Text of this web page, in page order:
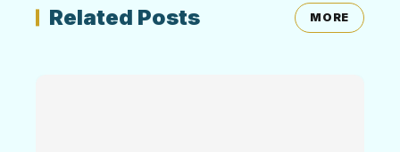
Related Posts MORE